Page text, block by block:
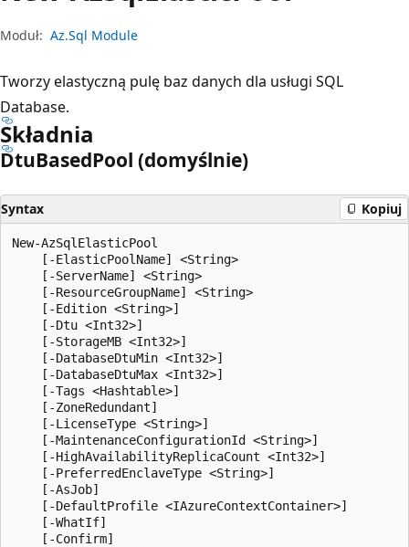
Moduł: Az.Sql Module
Tworzy elastyczną pulę baz danych dla usługi SQL
Database.
Składnia
DtuBasedPool (domyślnie)
Syntax Kopiuj
New-AzSqlElasticPool
    [-ElasticPoolName] <String>
    [-ServerName] <String>
    [-ResourceGroupName] <String>
    [-Edition <String>]
    [-Dtu <Int32>]
    [-StorageMB <Int32>]
    [-DatabaseDtuMin <Int32>]
    [-DatabaseDtuMax <Int32>]
    [-Tags <Hashtable>]
    [-ZoneRedundant]
    [-LicenseType <String>]
    [-MaintenanceConfigurationId <String>]
    [-HighAvailabilityReplicaCount <Int32>]
    [-PreferredEnclaveType <String>]
    [-AsJob]
    [-DefaultProfile <IAzureContextContainer>]
    [-WhatIf]
    [-Confirm]